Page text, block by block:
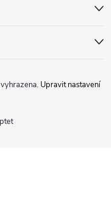
Upravit nastavení